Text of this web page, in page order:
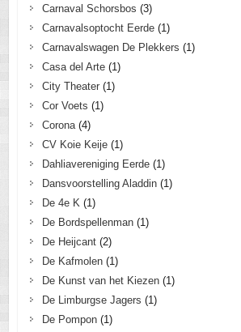
Carnaval Schorsbos (3)
Carnavalsoptocht Eerde(1)
Carnavalswagen De Plekkers (1)
Casa del Arte(1)
City Theater(1)
Cor Voets (1)
Corona(4)
CV Koie Keije(1)
Dahliavereniging Eerde(1)
Dansvoorstelling Aladdin(1)
De 4e K(1)
De Bordspellenman(1)
De Heijcant(2)
De Kafmolen(1)
De Kunst van het Kiezen(1)
De Limburgse Jagers (1)
De Pompon(1)